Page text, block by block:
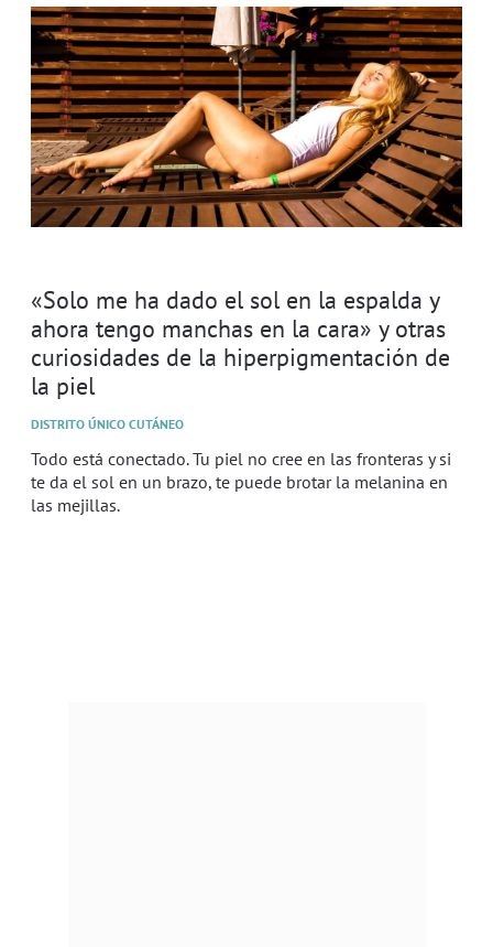
«Solo me ha dado el sol en la espalda y
ahora tengo manchas en la cara» y otras
curiosidades de la hiperpigmentación de
la piel
DISTRITO ÚNICO CUTÁNEO
Todo está conectado. Tu piel no cree en las fronteras y si
te da el sol en un brazo, te puede brotar la melanina en
las mejillas.